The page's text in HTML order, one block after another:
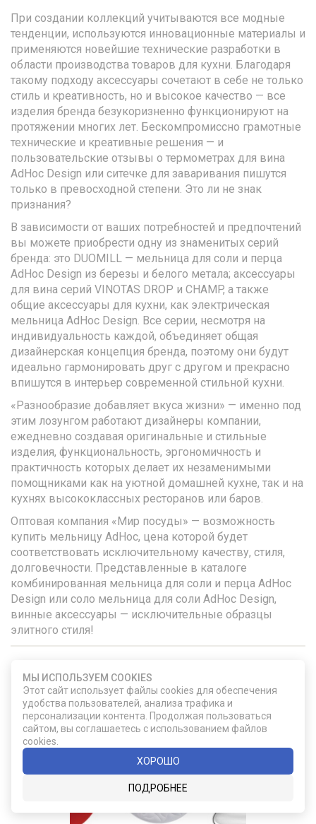
При создании коллекций учитываются все модные
тенденции, используются инновационные материалы и
применяются новейшие технические разработки в
области производства товаров для кухни. Благодаря
такому подходу аксессуары сочетают в себе не только
стиль и креативность, но и высокое качество — все
изделия бренда безукоризненно функционируют на
протяжении многих лет. Бескомпромиссно грамотные
технические и креативные решения — и
пользовательские отзывы о термометрах для вина
AdHoc Design или ситечке для заваривания пишутся
только в превосходной степени. Это ли не знак
признания?
В зависимости от ваших потребностей и предпочтений
вы можете приобрести одну из знаменитых серий
бренда: это DUOMILL — мельница для соли и перца
AdHoc Design из березы и белого метала; аксессуары
для вина серий VINOTAS DROP и CHAMP, а также
общие аксессуары для кухни, как электрическая
мельница AdHoc Design. Все серии, несмотря на
индивидуальность каждой, объединяет общая
дизайнерская концепция бренда, поэтому они будут
идеально гармонировать друг с другом и прекрасно
впишутся в интерьер современной стильной кухни.
«Разнообразие добавляет вкуса жизни» — именно под
этим лозунгом работают дизайнеры компании,
ежедневно создавая оригинальные и стильные
изделия, функциональность, эргономичность и
практичность которых делает их незаменимыми
помощниками как на уютной домашней кухне, так и на
кухнях высококлассных ресторанов или баров.
Оптовая компания «Мир посуды» — возможность
купить мельницу AdHoc, цена которой будет
соответствовать исключительному качеству, стиля,
долговечности. Представленные в каталоге
комбинированная мельница для соли и перца AdHoc
Design или соло мельница для соли AdHoc Design,
винные аксессуары — исключительные образцы
элитного стиля!
УДАЧНЫЙ ВЫБОР
МЫ ИСПОЛЬЗУЕМ COOKIES
Этот сайт использует файлы cookies для обеспечения
удобства пользователей, анализа трафика и
персонализации контента. Продолжая пользоваться
сайтом, вы соглашаетесь с использованием файлов
cookies.
ХОРОШО
ПОДРОБНЕЕ